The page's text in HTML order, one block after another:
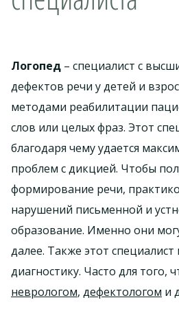
Логопед – специалист с
дефектов речи у детей и
методами реабилитации
слов или целых фраз. Этот
благодаря чему удается
проблем с дикцией. Чтобы
формирование речи,
нарушений письменной и
образование. Именно они
далее. Также этот
диагностику. Часто для того,
неврологом, дефектологом и